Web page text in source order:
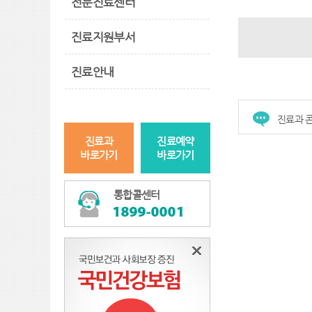
진료지원부서
진료안내
진료과
바로가기
진료예약
바로가기
통합콜센터
진료과